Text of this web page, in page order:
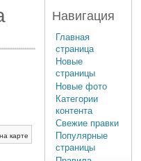
карте
Навигация
Главная
страница
Новые
страницы
Новые фото
Категории
контента
Свежие правки
Популярные
страницы